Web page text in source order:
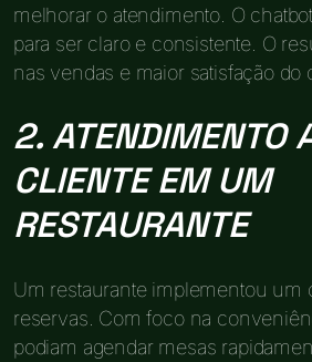
melhorar o atendimento. O
para ser claro e consistente. O
nas vendas e maior satisfação do
2. ATENDIMENTO
CLIENTE EM UM
RESTAURANTE
Um restaurante implementou um
reservas. Com foco na
podiam agendar mesas